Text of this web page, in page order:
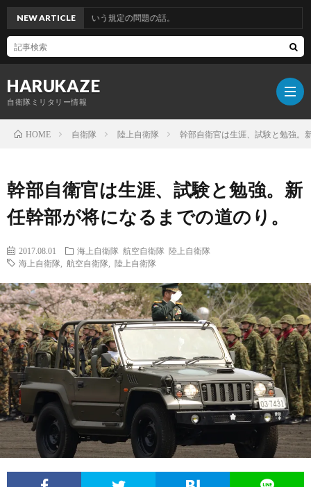
HARUKAZE
自衛隊ミリタリー情報
フ
ィ
ー
ル
ル
ー
イ
ン
航
空
自
NEW ARTICLE
。「特殊銃」という規定の問題の話。
HOME 自衛隊 陸上自衛隊 幹部自衛官は生涯、試験と勉強。
幹部自衛官は生涯、試験と勉強。新
任幹部が将になるまでの道のり。
2017.08.01 海上自衛隊 航空自衛隊 陸上自衛隊
海上自衛隊
航空自衛隊 陸上自衛隊